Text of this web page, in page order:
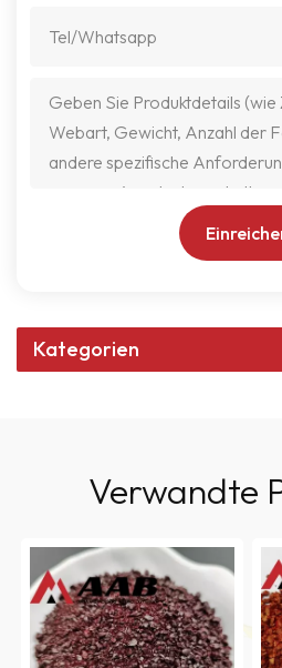
Kategorien
Verwandte